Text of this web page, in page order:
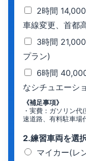
2時間
車線変更、首都
3時間
プラン)
6時間
なシチュエーシ
《補足事項》
・実費：ガソリン
速道路、有料駐車場
2.練習車両を選
マイカー(レ